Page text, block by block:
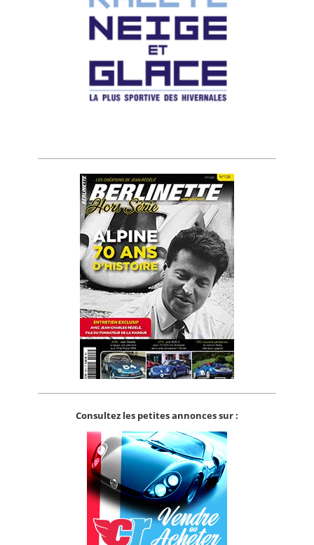
Consultez les petites annonces sur :